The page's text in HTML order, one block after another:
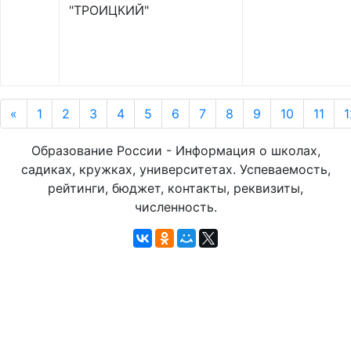
"ТРОИЦКИЙ"
« 1 2 3 4 5 6 7 8 9 10 11
Образование России - Информация о школах,
садиках, кружках, университетах. Успеваемость,
рейтинги, бюджет, контакты, реквизиты,
численность.